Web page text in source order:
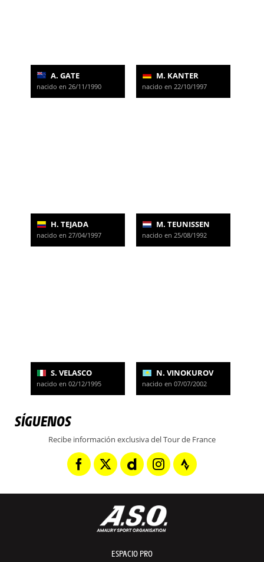
A. GATE
nacido en 26/11/1990
M. KANTER
nacido en 22/10/1997
H. TEJADA
nacido en 27/04/1997
M. TEUNISSEN
nacido en 25/08/1992
S. VELASCO
nacido en 02/12/1995
N. VINOKUROV
nacido en 07/07/2002
SÍGUENOS
Recibe información exclusiva del Tour de France
ESPACIO PRO